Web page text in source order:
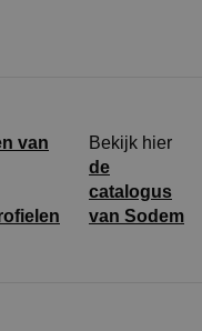
van
Bekijk hier
de
catalogus
van Sodem